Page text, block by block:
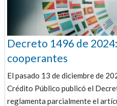
Decreto 1496 de
cooperantes
El pasado 13 de diciembre de
Crédito Público publicó el
reglamenta parcialmente el